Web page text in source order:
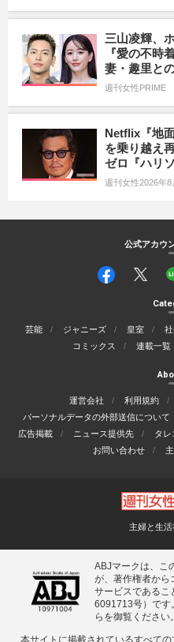
三山凌輝、
『愛の不時
妻・趣里と
週刊女性PRIME
Netflix『地
を乗り越え
ゼロ『ハリ
週刊女性2026年
公式アカウ
芸能 ジャニーズ 皇室
コミックス
連載一覧
運営会社 利用規約
パーソナルデータの外部送信について
広告掲載
ニュース提供先 タレ
お問い合わせ
主婦と生活
ABJマークは、こ
が、著作権者から
サービスであるこ
6091713号）です
らを御覧ください。
本サイトに掲載されているすべて